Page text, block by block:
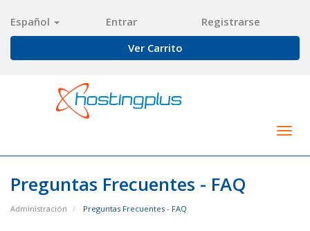
Español Entrar
Registrarse
Ver Carrito
Preguntas Frecuentes - FAQ
Administración Preguntas Frecuentes - FAQ